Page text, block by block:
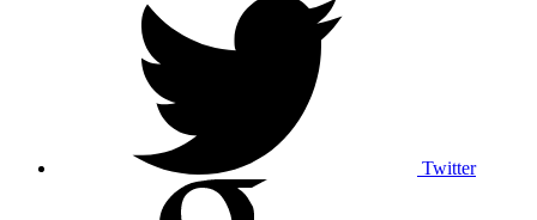
Twitter